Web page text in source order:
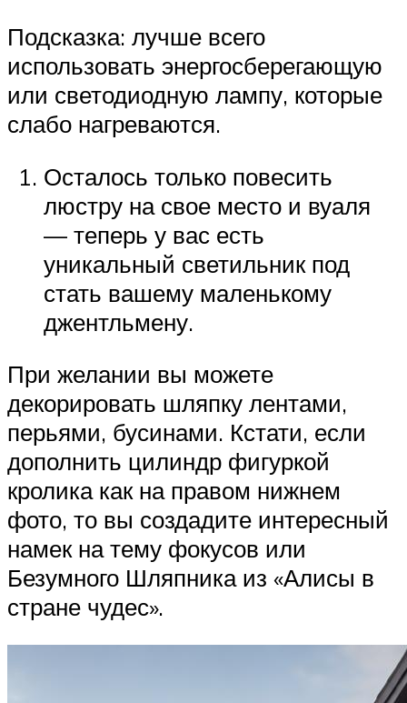
Подсказка: лучше всего
использовать энергосберегающую
или светодиодную лампу, которые
слабо нагреваются.
Осталось только повесить
люстру на свое место и вуаля
— теперь у вас есть
уникальный светильник под
стать вашему маленькому
джентльмену.
При желании вы можете
декорировать шляпку лентами,
перьями, бусинами. Кстати, если
дополнить цилиндр фигуркой
кролика как на правом нижнем
фото, то вы создадите интересный
намек на тему фокусов или
Безумного Шляпника из «Алисы в
стране чудес».